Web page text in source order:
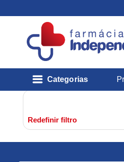
Categorias
Redefinir filtro